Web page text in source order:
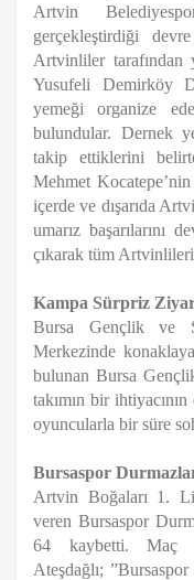
Artvin
gerçekleştirdiği
Artvinliler tarafından
Yusufeli Demirköy
yemeği organize
bulundular. Dernek
takip ettiklerini
Mehmet
içerde ve dışarıda
umarız başarılarını
çıkarak tüm
Kampa Sürpriz
Bursa Gençlik ve
Merkezinde
bulunan Bursa
takımın bir
oyuncularla bir süre
Bursaspor
Artvin Boğaları 1.
veren Bursaspor
64 kaybetti. Maç
Ateşdağlı;